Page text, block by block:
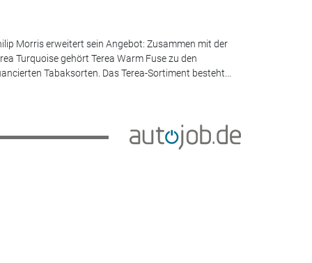
Morris erweitert sein Angebot: Zusammen mit der
Turquoise gehört Terea Warm Fuse zu den
Tabaksorten. Das Terea-Sortiment besteht...